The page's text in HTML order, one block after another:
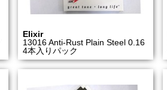
Elixir
13016 Anti-Rust Plain Steel 0.16
4本入りパック